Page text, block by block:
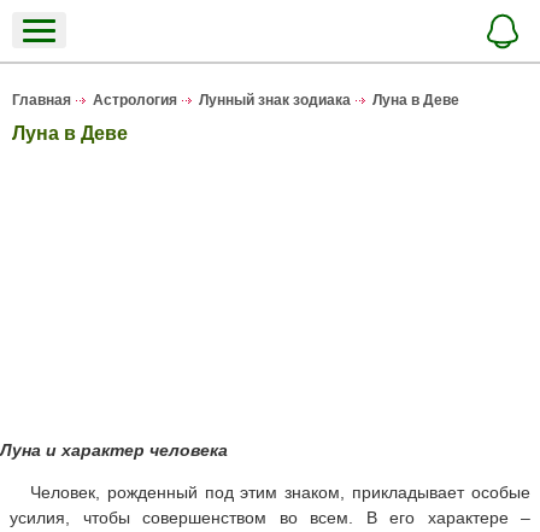
Главная Астрология Лунный знак зодиака Луна в Деве
Луна в Деве
Луна и характер человека
Человек, рожденный под этим знаком, прикладывает особые
усилия, чтобы совершенством во всем. В его характере –